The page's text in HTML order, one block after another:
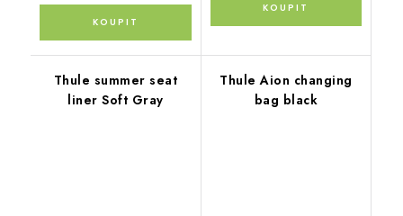
Thule summer seat
liner Soft Gray
Thule Aion changing
bag black